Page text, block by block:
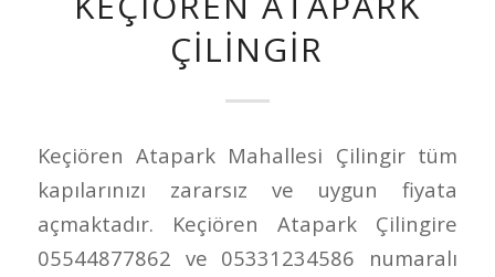
ÇILINGIR
Keçiören Atapark Mahallesi Çilingir tüm
kapılarınızı zararsız ve uygun fiyata
açmaktadır. Keçiören Atapark Çilingire
05544877862 ve 05331234586 numaralı